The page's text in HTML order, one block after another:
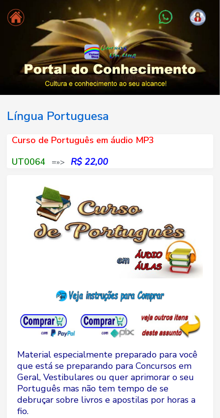
Língua Portuguesa
Curso de Português em áudio MP3
UT0064 =»> R$ 22,00
Material especialmente preparado para você
que está se preparando para Concursos em
Geral, Vestibulares ou quer aprimorar o seu
Português mas não tem tempo de se
debruçar sobre livros e apostilas por horas a
fio.